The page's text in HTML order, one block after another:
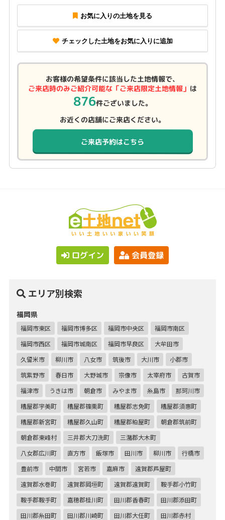
お気に入りの土地を見る
チェックした土地をお気に入りに追加
お客様の希望条件に該当した土地情報で、
ご来店時のみご紹介可能な「ご来店限定土地情報」 は
876件ございました。
お近くの店舗にご来店ください。
ご来店予約はこちら
ログイン 会員登録
エリア別検索
福岡県
福岡市東区 福岡市博多区 福岡市中央区
福岡市南区
福岡市西区
福岡市城南区 福岡市早良区
大牟田市
久留米市
柳川市 八女市 筑後市 大川市
小郡市
筑紫野市
春日市 大野城市 宗像市 太宰府市
古賀市
福津市
うきは市 朝倉市 みやま市 糸島市
那珂川市
糟屋郡宇美町
糟屋郡篠栗町 糟屋郡志免町
糟屋郡須惠町
糟屋郡新宮町
糟屋郡久山町 糟屋郡粕屋町
朝倉郡筑前町
朝倉郡東峰村
三井郡大刀洗町
三潴郡大木町
八女郡広川町
直方市 飯塚市 田川市 柳川市
行橋市
豊前市
中間市 宮若市 嘉麻市
遠賀郡芦屋町
遠賀郡水巻町
遠賀郡岡垣町 遠賀郡遠賀町
鞍手郡小竹町
鞍手郡鞍手町
嘉穂郡桂川町 田川郡香春町
田川郡添田町
田川郡糸田町
田川郡川崎町 田川郡大任町
田川郡赤村